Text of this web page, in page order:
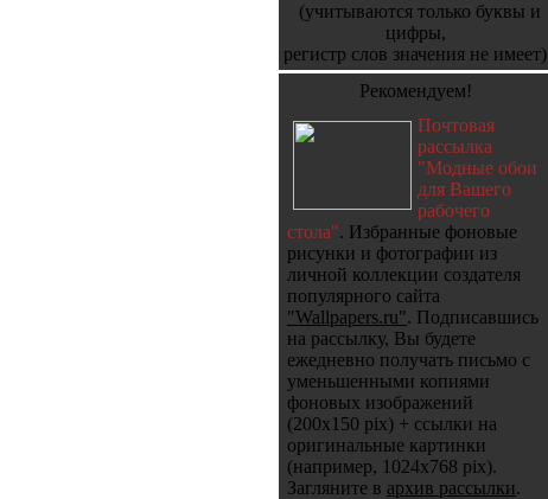
(учитываются только буквы и
цифры,
регистр слов значения не имеет)
Рекомендуем!
Почтовая
рассылка
"Модные обои
для Вашего
рабочего
стола". Избранные фоновые
рисунки и фотографии из
личной коллекции создателя
популярного сайта
"Wallpapers.ru". Подписавшись
на рассылку, Вы будете
ежедневно получать письмо с
уменьшенными копиями
фоновых изображений
(200x150 pix) + ссылки на
оригинальные картинки
(например, 1024x768 pix).
Загляните в архив рассылки.